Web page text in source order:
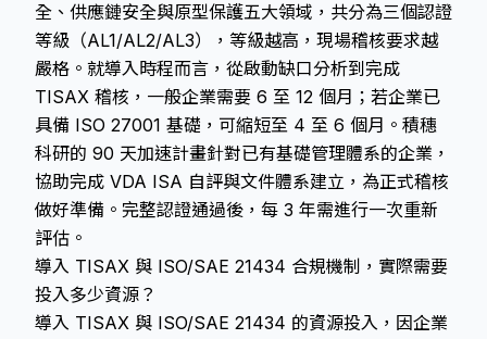
全、供應鏈安全與原型保護五大領域，共分為三個認證
等級（AL1/AL2/AL3），等級越高，現場稽核要求越
嚴格。就導入時程而言，從啟動缺口分析到完成
TISAX 稽核，一般企業需要 6 至 12 個月；若企業已
具備 ISO 27001 基礎，可縮短至 4 至 6 個月。積穗
科研的 90 天加速計畫針對已有基礎管理體系的企業，
協助完成 VDA ISA 自評與文件體系建立，為正式稽核
做好準備。完整認證通過後，每 3 年需進行一次重新
評估。
導入 TISAX 與 ISO/SAE 21434 合規機制，實際需要
投入多少資源？
導入 TISAX 與 ISO/SAE 21434 的資源投入，因企業